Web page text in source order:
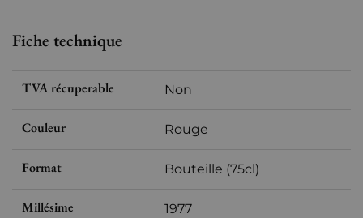
Fiche technique
TVA récuperable Non
Couleur Rouge
Format Bouteille (75cl)
Millésime 1977